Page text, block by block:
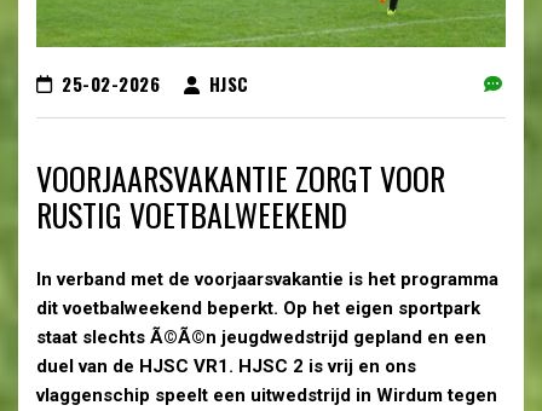
25-02-2026 HJSC
VOORJAARSVAKANTIE ZORGT VOOR
RUSTIG VOETBALWEEKEND
In verband met de voorjaarsvakantie is het programma
dit voetbalweekend beperkt. Op het eigen sportpark
staat slechts Ã©Ã©n jeugdwedstrijd gepland en een
duel van de HJSC VR1. HJSC 2 is vrij en ons
vlaggenschip speelt een uitwedstrijd in Wirdum tegen